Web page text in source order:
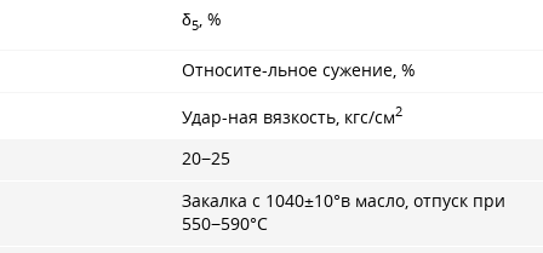
δ5, %
Относите-льное сужение, %
Удар-ная вязкость, кгс/см2
20−25
Закалка с 1040±10°в масло, отпуск при
550−590°С